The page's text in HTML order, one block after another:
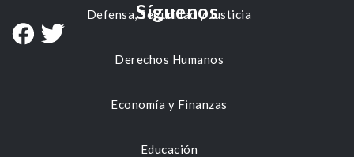
Defensa, Seguridad y Justicia
Derechos Humanos
Economía y Finanzas
Educación
Síguenos